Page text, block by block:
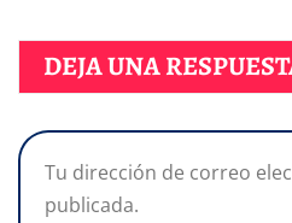
DEJA UNA
Tu dirección de correo
publicada.